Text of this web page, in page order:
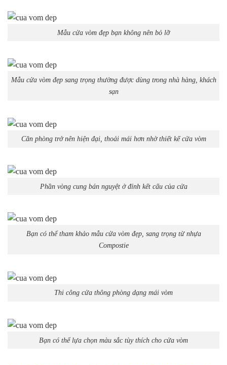
Mẫu cửa vòm đẹp bạn không nên bỏ lỡ
Mẫu cửa vòm đẹp sang trọng thường được dùng trong nhà hàng, khách
sạn
Căn phòng trở nên hiện đại, thoải mái hơn nhờ thiết kế cửa vòm
Phần vòng cung bán nguyệt ở đỉnh kết cấu của cửa
Bạn có thể tham khảo mẫu cửa vòm đẹp, sang trọng từ nhựa
Compostie
Thi công cửa thông phòng dạng mái vòm
Bạn có thể lựa chọn màu sắc tùy thích cho cửa vòm